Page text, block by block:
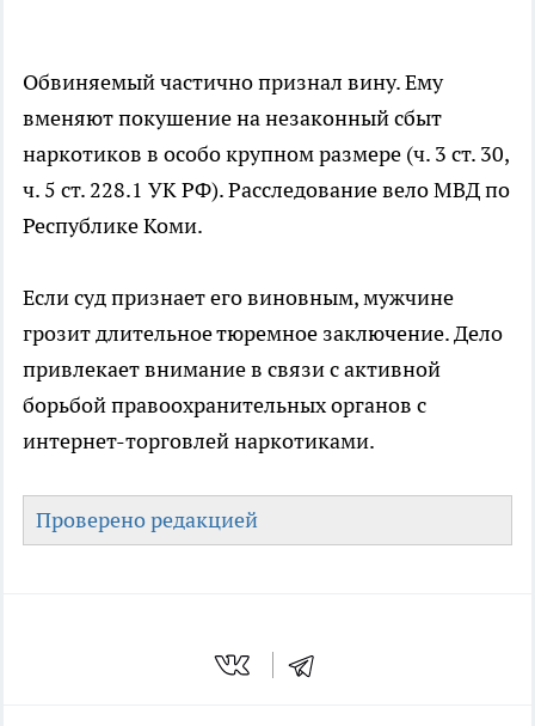
Обвиняемый частично признал вину. Ему
вменяют покушение на незаконный сбыт
наркотиков в особо крупном размере (ч. 3 ст. 30,
ч. 5 ст. 228.1 УК РФ). Расследование вело МВД по
Республике Коми.
Если суд признает его виновным, мужчине
грозит длительное тюремное заключение. Дело
привлекает внимание в связи с активной
борьбой правоохранительных органов с
интернет-торговлей наркотиками.
Проверено редакцией